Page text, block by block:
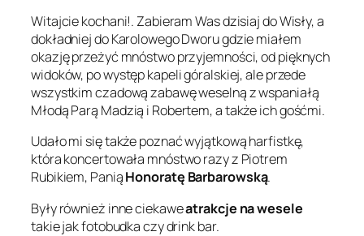
Witajcie kochani!. Zabieram Was dzisiaj do Wisły, a
dokładniej do Karolowego Dworu gdzie miałem
okazję przeżyć mnóstwo przyjemności, od pięknych
widoków, po występ kapeli góralskiej, ale przede
wszystkim czadową zabawę weselną z wspaniałą
Młodą Parą Madzią i Robertem, a także ich gośćmi.
Udało mi się także poznać wyjątkową harfistkę,
która koncertowała mnóstwo razy z Piotrem
Rubikiem, PaniąHonoratę Barbarowską.
Były również inne ciekaweatrakcje na wesele
takie jak fotobudka czy drink bar.